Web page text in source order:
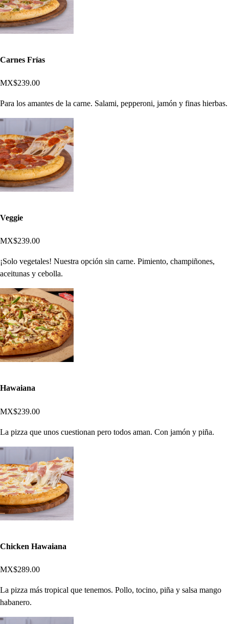
Carnes Frías
MX$239.00
Para los amantes de la carne. Salami, pepperoni, jamón y finas hierbas.
Veggie
MX$239.00
¡Solo vegetales! Nuestra opción sin carne. Pimiento, champiñones,
aceitunas y cebolla.
Hawaiana
MX$239.00
La pizza que unos cuestionan pero todos aman. Con jamón y piña.
Chicken Hawaiana
MX$289.00
La pizza más tropical que tenemos. Pollo, tocino, piña y salsa mango
habanero.